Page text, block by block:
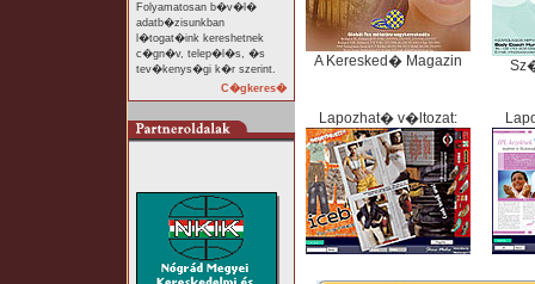
Folyamatosan b�v�l�
adatb�zisunkban
l�togat�ink kereshetnek
c�gn�v, telep�l�s, �s
tev�kenys�gi k�r szerint.
C�gkeres�
A Keresked� Magazin
Lapozhat� v�ltozat: